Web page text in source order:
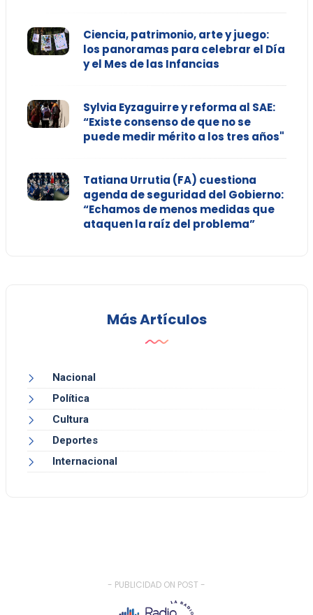
Ciencia, patrimonio, arte y juego:
los panoramas para celebrar el Día
y el Mes de las Infancias
Sylvia Eyzaguirre y reforma al SAE:
“Existe consenso de que no se
puede medir mérito a los tres años"
Tatiana Urrutia (FA) cuestiona
agenda de seguridad del Gobierno:
“Echamos de menos medidas que
ataquen la raíz del problema”
Más Artículos
Nacional
Política
Cultura
Deportes
Internacional
- PUBLICIDAD ON POST -